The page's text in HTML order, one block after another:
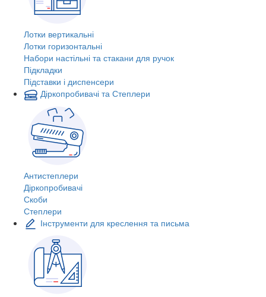
Лотки вертикальні
Лотки горизонтальні
Набори настільні та стакани для ручок
Підкладки
Підставки і диспенсери
Діркопробивачі та Степлери
Антистеплери
Діркопробивачі
Скоби
Степлери
Інструменти для креслення та письма